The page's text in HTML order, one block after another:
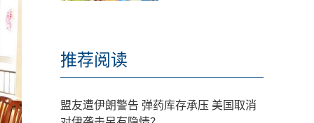
推荐阅读
盟友遭伊朗警告 弹药库存承压 美国取消